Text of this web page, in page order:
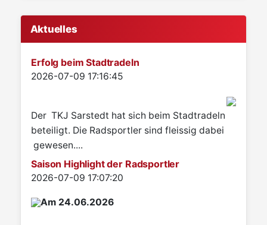
Aktuelles
Erfolg beim Stadtradeln
Details
2026-07-09 17:16:45
Der TKJ Sarstedt hat sich beim Stadtradeln
beteiligt. Die Radsportler sind fleissig dabei
gewesen....
Saison Highlight der Radsportler
Details
2026-07-09 17:07:20
Am 24.06.2026